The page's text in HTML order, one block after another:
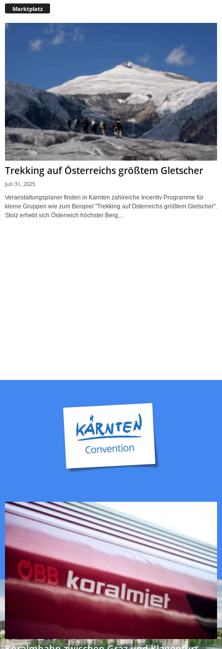
Marktplatz
Trekking auf Österreichs größtem Gletscher
Juli 31, 2025
Veranstaltungsplaner finden in Kärnten zahlreiche Incentiv Programme für
kleine Gruppen wie zum Beispiel "Trekking auf Österreichs größtem Gletscher".
Stolz erhebt sich Österreich höchster Berg,...